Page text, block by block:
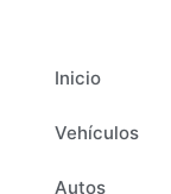
Inicio
Vehículos
Autos